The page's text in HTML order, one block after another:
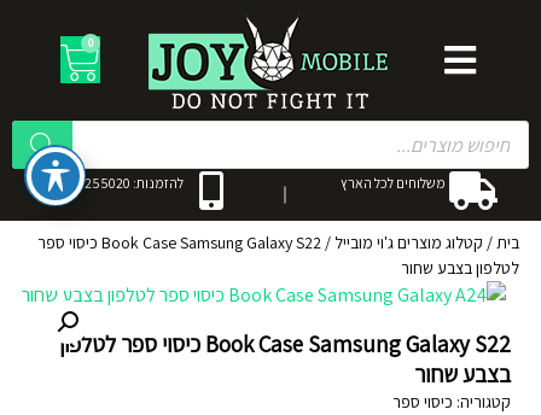
0
משלוחים לכל הארץ להזמנות: 053-3255020
בית/ קטלוג מוצרים ג'וי מובייל /
Book Case Samsung Galaxy S22 כיסוי ספר
לטלפון בצבע שחור
Book Case Samsung Galaxy S22 כיסוי ספר לטלפון
בצבע שחור
קטגוריה: כיסוי ספר